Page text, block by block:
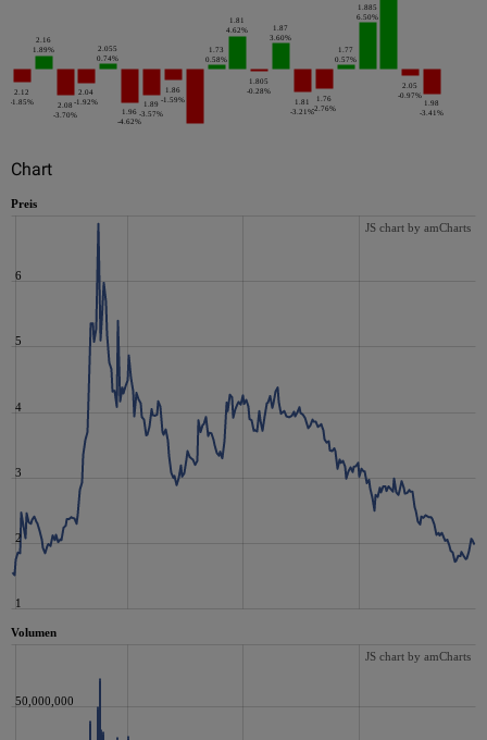
2.12
-1.85%
2.16
1.89%
2.08
-3.70%
2.04
-1.92%
2.055
0.74%
1.96
-4.62%
1.89
-3.57%
1.86
-1.59%
1.73
0.58%
1.81
4.62%
1.805
-0.28%
1.87
3.60%
1.81
-3.21%
1.76
-2.76%
1.77
0.57%
1.885
6.50%
2.05
-0.97%
1.98
-3.41%
Chart
Preis
1
2
3
4
5
6
JS chart by amCharts
Volumen
50,000,000
JS chart by amCharts